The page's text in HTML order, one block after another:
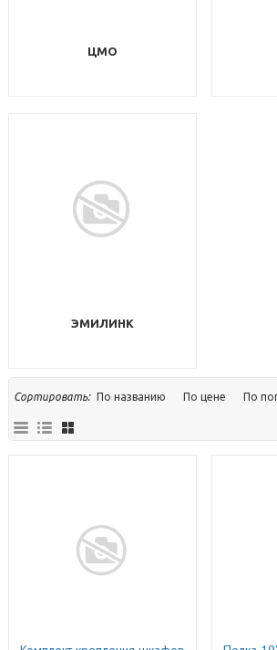
ЦМО
ЭМИЛИНК
Сортировать: По названию По цене По